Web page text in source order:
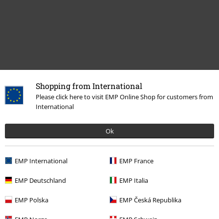
Shopping from International
Please click here to visit EMP Online Shop for customers from
International
Ok
EMP International EMP France
EMP Deutschland EMP Italia
EMP Polska EMP Česká Republika
15% rabatt när du registrerar dig för vårt
nyhetsbrev!Mer
personuppgifter och regelbundet skicka mig nyhetsbrev och information